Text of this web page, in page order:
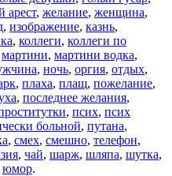
арест, желание, женщина,
, изображение, казнь,
, коллеги, коллеги по
мартини, мартини водка,
, ночь, оргия, отдых,
, плаха, плащ, пожелание,
, последнее желания,
, псих, псих
больной, путана,
, смех, смешно, телефон,
, чай, шарж, шляпа, шутка,
юмор.